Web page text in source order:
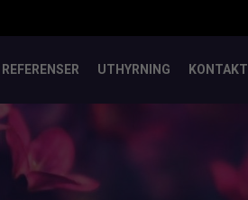
REFERENSER UTHYRNING KONTAKT